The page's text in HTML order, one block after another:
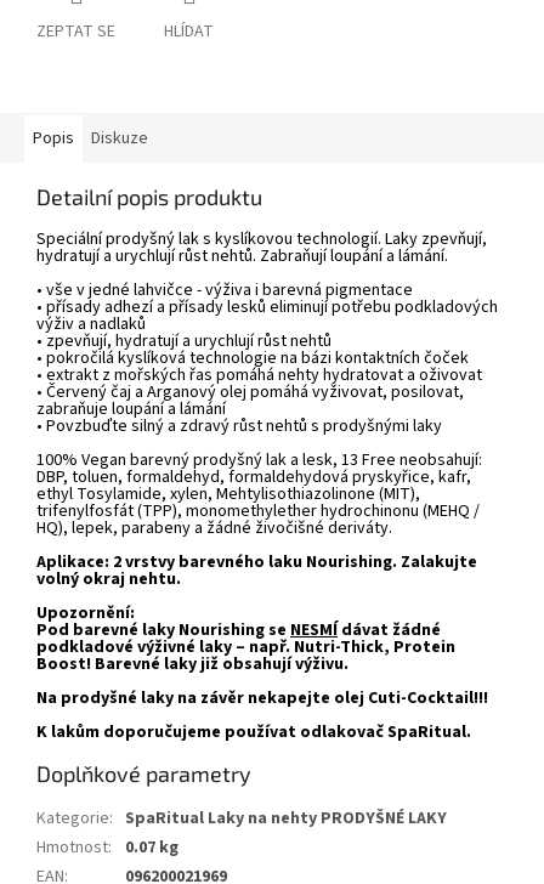
ZEPTAT SE HLÍDAT
Popis Diskuze
Detailní popis produktu
Speciální prodyšný lak s kyslíkovou technologií. Laky zpevňují,
hydratují a urychlují růst nehtů. Zabraňují loupání a lámání.
• vše v jedné lahvičce - výživa i barevná pigmentace
• přísady adhezí a přísady lesků eliminují potřebu podkladových
výživ a nadlaků
• zpevňují, hydratují a urychlují růst nehtů
• pokročilá kyslíková technologie na bázi kontaktních čoček
• extrakt z mořských řas pomáhá nehty hydratovat a oživovat
• Červený čaj a Arganový olej pomáhá vyživovat, posilovat,
zabraňuje loupání a lámání
• Povzbuďte silný a zdravý růst nehtů s prodyšnými laky
100% Vegan barevný prodyšný lak a lesk, 13 Free neobsahují:
DBP, toluen, formaldehyd, formaldehydová pryskyřice, kafr,
ethyl Tosylamide, xylen, Mehtylisothiazolinone (MIT),
trifenylfosfát (TPP), monomethylether hydrochinonu (MEHQ /
HQ), lepek, parabeny a žádné živočišné deriváty.
Aplikace: 2 vrstvy barevného laku Nourishing. Zalakujte
volný okraj nehtu.
Upozornění:
Pod barevné laky Nourishing se NESMÍ dávat žádné
podkladové výživné laky – např. Nutri-Thick, Protein
Boost! Barevné laky již obsahují výživu.
Na prodyšné laky na závěr nekapejte olej Cuti-Cocktail!!!
K lakům doporučujeme používat odlakovač SpaRitual.
Doplňkové parametry
Kategorie: SpaRitual Laky na nehty PRODYŠNÉ LAKY
Hmotnost:
0.07 kg
EAN: 096200021969